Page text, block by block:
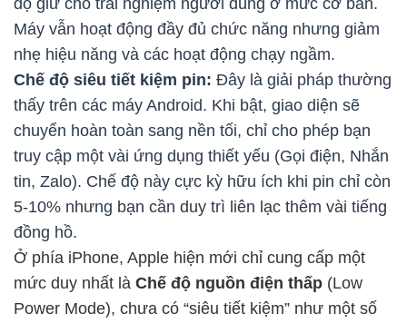
Máy vẫn hoạt động đầy đủ chức năng nhưng giảm
nhẹ hiệu năng và các hoạt động chạy ngầm.
Chế độ siêu tiết kiệm pin: Đây là giải pháp thường
thấy trên các máy Android. Khi bật, giao diện sẽ
chuyển hoàn toàn sang nền tối, chỉ cho phép bạn
truy cập một vài ứng dụng thiết yếu (Gọi điện, Nhắn
tin, Zalo). Chế độ này cực kỳ hữu ích khi pin chỉ còn
5-10% nhưng bạn cần duy trì liên lạc thêm vài tiếng
đồng hồ.
Ở phía iPhone, Apple hiện mới chỉ cung cấp một
mức duy nhất là Chế độ nguồn điện thấp (Low
Power Mode), chưa có “siêu tiết kiệm” như một số